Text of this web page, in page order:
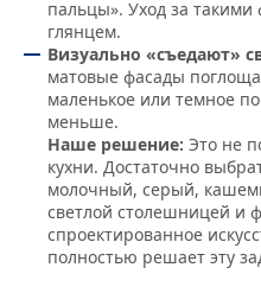
пальцы». Уход за
глянцем.
Визуально «съедают»
матовые фасады
маленькое или темное
меньше.
Наше решение: Это не
кухни. Достаточно
молочный, серый,
светлой столешницей и
спроектированное
полностью решает эту